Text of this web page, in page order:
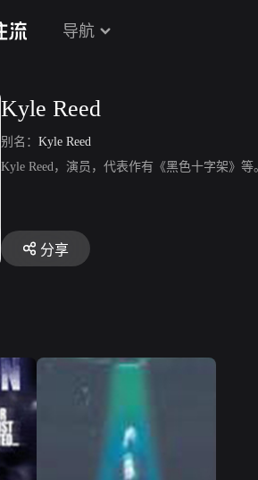
导航
Kyle Reed
别名： Kyle Reed
Kyle Reed，演员，代表作有《黑色十字架》等
分享